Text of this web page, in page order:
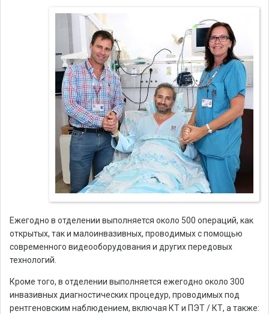
Ежегодно в отделении выполняется около 500 операций, как
открытых, так и малоинвазивных, проводимых с помощью
современного видеооборудования и других передовых
технологий.
Кроме того, в отделении выполняется ежегодно около 300
инвазивных диагностических процедур, проводимых под
рентгеновским наблюдением, включая КТ и ПЭТ / КТ, а также: